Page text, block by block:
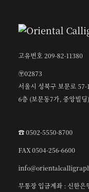
고유번호 209-82-11380
〶02873
서울시 성북구 보문로 57-1
6층 (보문동7가, 중앙빌딩)
☎︎ 0502-5550-8700
FAX 0504-256-6600
무통장 입금계좌 : 신한은